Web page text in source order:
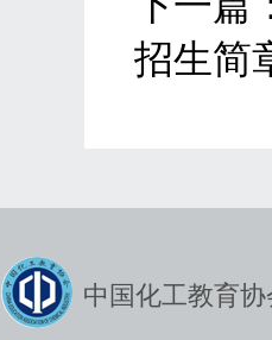
招生简
中国化工教育